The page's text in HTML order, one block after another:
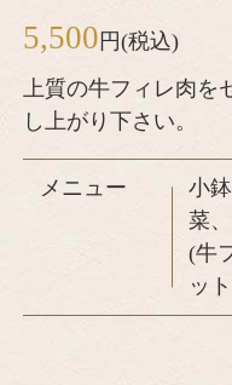
5,500円(税込)
上質の牛フィレ肉を
し上がり下さい。
メニュー
小
菜
(牛
ット